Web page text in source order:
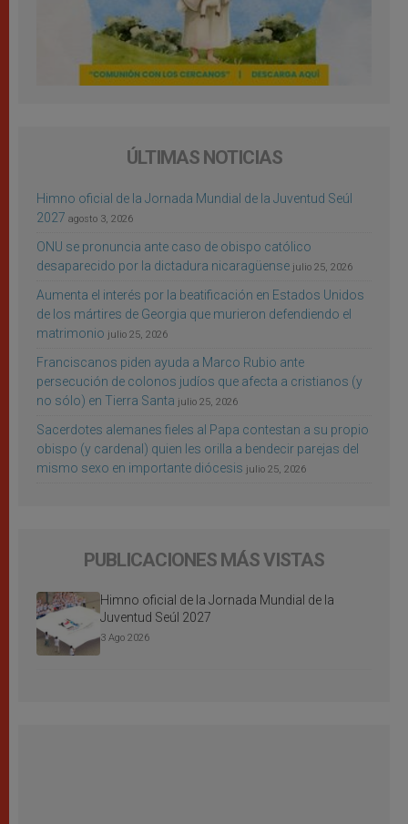
ÚLTIMAS NOTICIAS
Himno oficial de la Jornada Mundial de la Juventud Seúl
2027 agosto 3, 2026
ONU se pronuncia ante caso de obispo católico
desaparecido por la dictadura nicaragüense julio 25, 2026
Aumenta el interés por la beatificación en Estados Unidos
de los mártires de Georgia que murieron defendiendo el
matrimonio julio 25, 2026
Franciscanos piden ayuda a Marco Rubio ante
persecución de colonos judíos que afecta a cristianos (y
no sólo) en Tierra Santa julio 25, 2026
Sacerdotes alemanes fieles al Papa contestan a su propio
obispo (y cardenal) quien les orilla a bendecir parejas del
mismo sexo en importante diócesis julio 25, 2026
PUBLICACIONES MÁS VISTAS
Himno oficial de la Jornada Mundial de la
Juventud Seúl 2027
3 Ago 2026